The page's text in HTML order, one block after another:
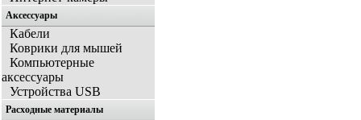
Аксессуары
Кабели
Коврики для мышей
Компьютерные
аксессуары
Устройства USB
Расходные материалы